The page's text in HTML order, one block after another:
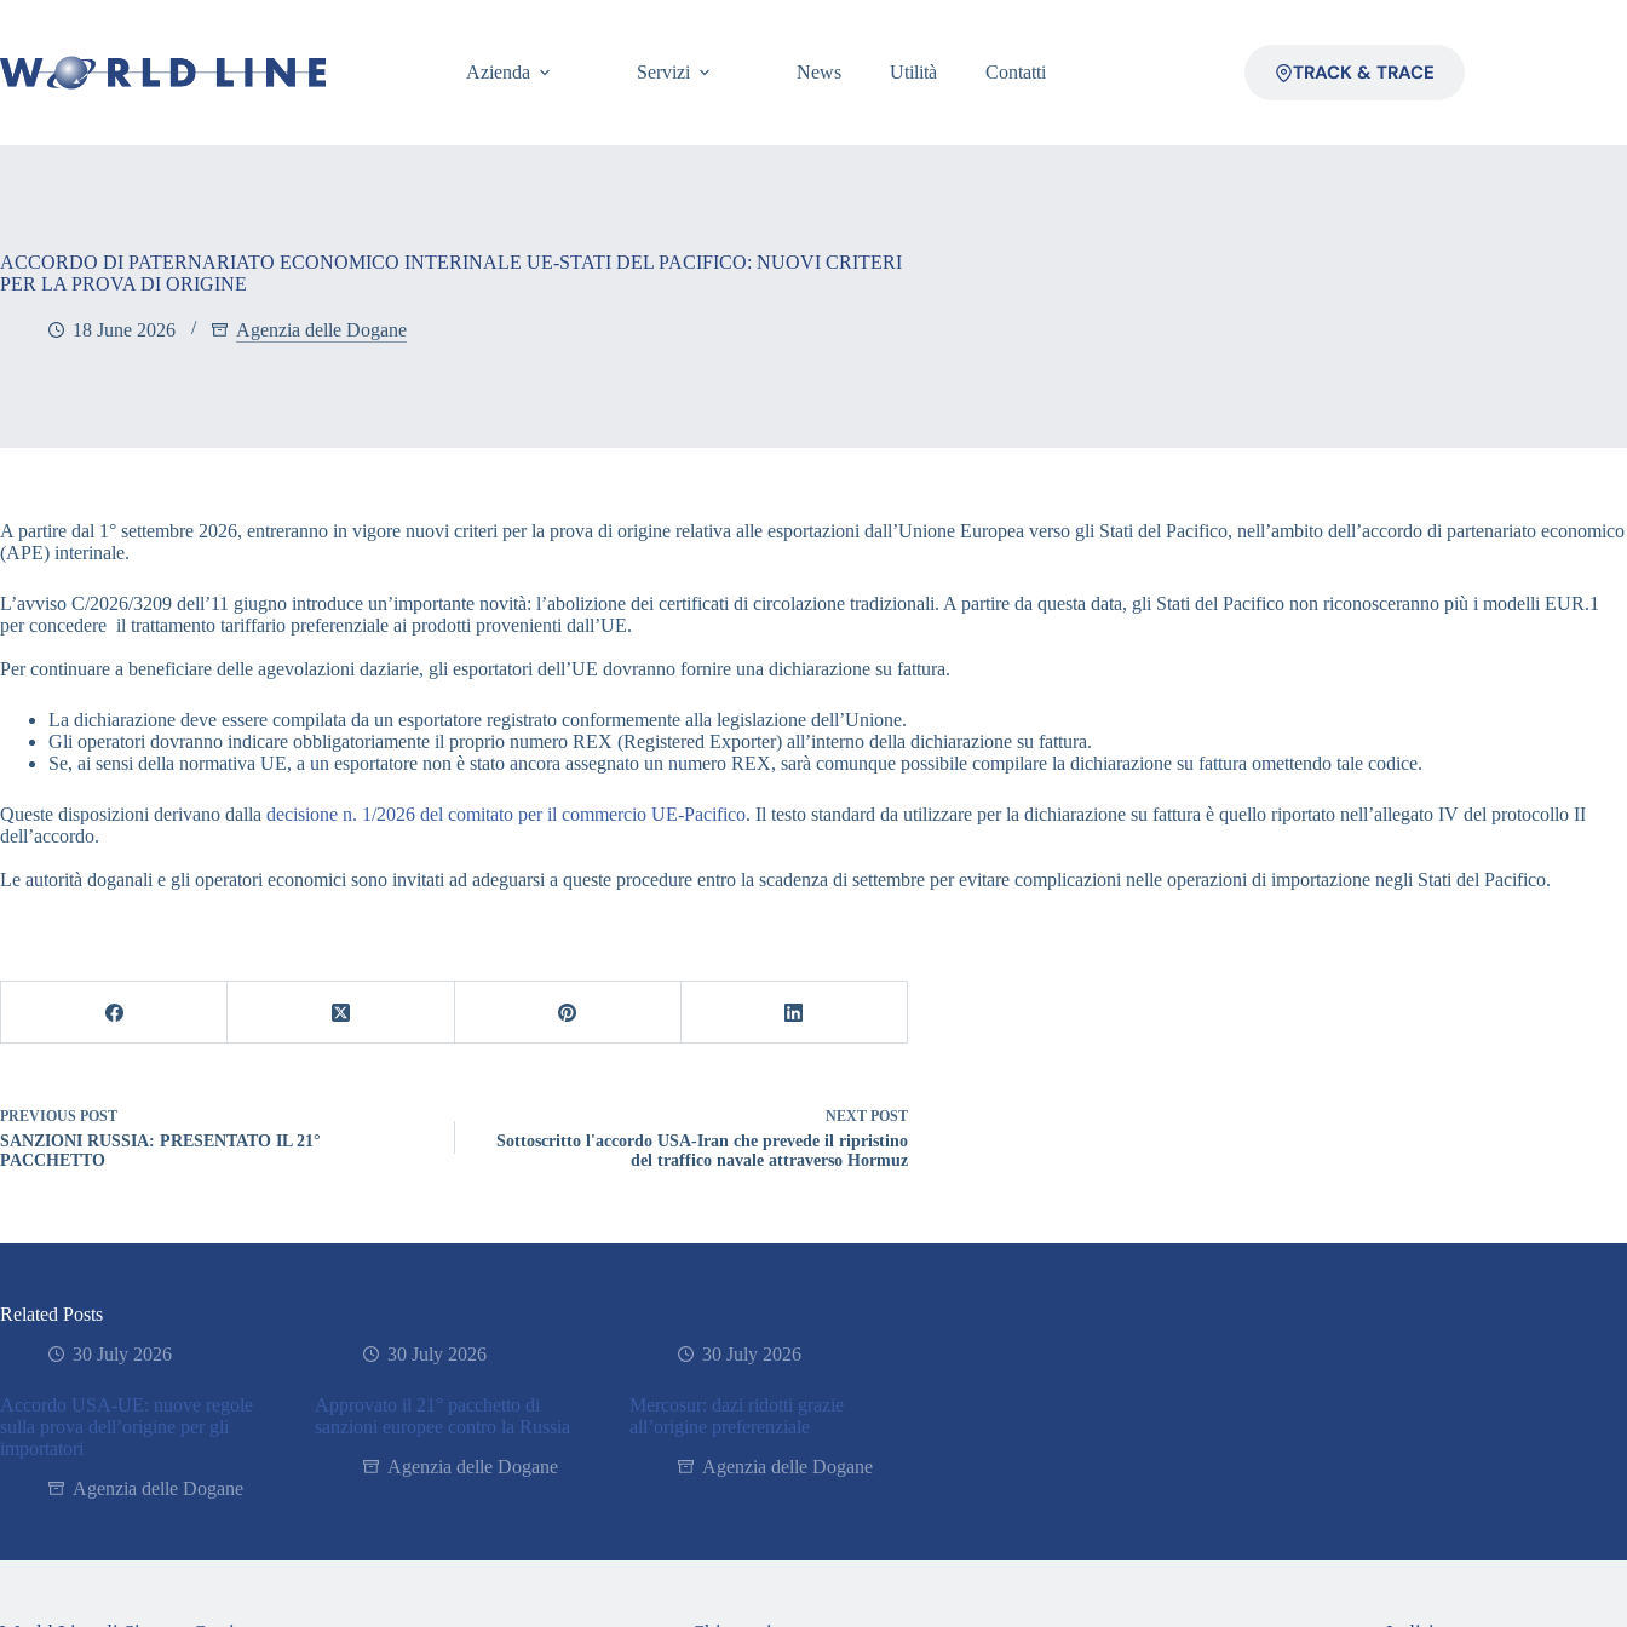
Azienda Servizi News Utilità Contatti TRACK & TRACE
ACCORDO DI PATERNARIATO ECONOMICO INTERINALE UE-STATI DEL PACIFICO: NUOVI CRITERI
PER LA PROVA DI ORIGINE
18 June 2026 Agenzia delle Dogane
A partire dal 1° settembre 2026, entreranno in vigore nuovi criteri per la prova di origine relativa alle esportazioni dall’Unione Europea verso gli Stati del Pacifico, nell’ambito dell’accordo di partenariato economico
(APE) interinale.
L’avviso C/2026/3209 dell’11 giugno introduce un’importante novità: l’abolizione dei certificati di circolazione tradizionali. A partire da questa data, gli Stati del Pacifico non riconosceranno più i modelli EUR.1
per concedere il trattamento tariffario preferenziale ai prodotti provenienti dall’UE.
Per continuare a beneficiare delle agevolazioni daziarie, gli esportatori dell’UE dovranno fornire una dichiarazione su fattura.
La dichiarazione deve essere compilata da un esportatore registrato conformemente alla legislazione dell’Unione.
Gli operatori dovranno indicare obbligatoriamente il proprio numero REX (Registered Exporter) all’interno della dichiarazione su fattura.
Se, ai sensi della normativa UE, a un esportatore non è stato ancora assegnato un numero REX, sarà comunque possibile compilare la dichiarazione su fattura omettendo tale codice.
Queste disposizioni derivano dalla decisione n. 1/2026 del comitato per il commercio UE-Pacifico. Il testo standard da utilizzare per la dichiarazione su fattura è quello riportato nell’allegato IV del protocollo II
dell’accordo.
Le autorità doganali e gli operatori economici sono invitati ad adeguarsi a queste procedure entro la scadenza di settembre per evitare complicazioni nelle operazioni di importazione negli Stati del Pacifico.
PREVIOUS POST
SANZIONI RUSSIA: PRESENTATO IL 21°
PACCHETTO
NEXT POST
Sottoscritto l'accordo USA-Iran che prevede il ripristino
del traffico navale attraverso Hormuz
Related Posts
30 July 2026
Accordo USA-UE: nuove regole
sulla prova dell’origine per gli
importatori
Agenzia delle Dogane
30 July 2026
Approvato il 21° pacchetto di
sanzioni europee contro la Russia
Agenzia delle Dogane
30 July 2026
Mercosur: dazi ridotti grazie
all’origine preferenziale
Agenzia delle Dogane